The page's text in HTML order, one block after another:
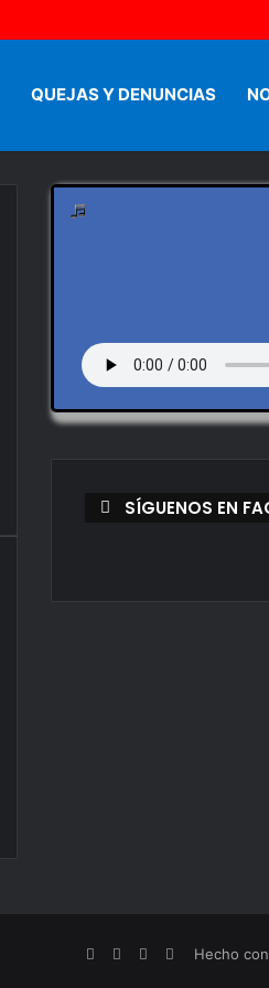
QUEJAS Y DENUNCIAS
SÍGUENOS EN
Hecho con